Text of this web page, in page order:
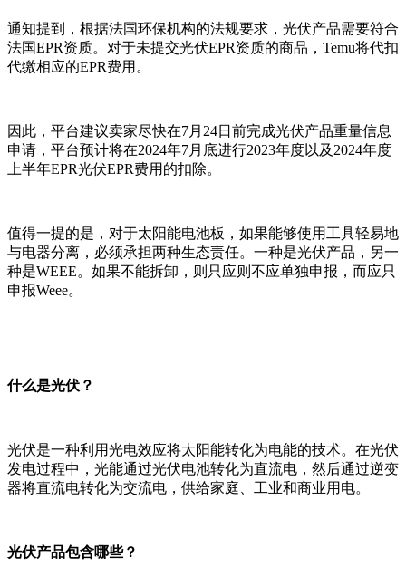
通知提到，根据法国环保机构的法规要求，光伏产品需要符合
法国EPR资质。对于未提交光伏EPR资质的商品，Temu将代扣
代缴相应的EPR费用。
因此，平台建议卖家尽快在7月24日前完成光伏产品重量信息
申请，平台预计将在2024年7月底进行2023年度以及2024年度
上半年EPR光伏EPR费用的扣除。
值得一提的是，对于太阳能电池板，如果能够使用工具轻易地
与电器分离，必须承担两种生态责任。一种是光伏产品，另一
种是WEEE。如果不能拆卸，则只应则不应单独申报，而应只
申报Weee。
什么是光伏？
光伏是一种利用光电效应将太阳能转化为电能的技术。在光伏
发电过程中，光能通过光伏电池转化为直流电，然后通过逆变
器将直流电转化为交流电，供给家庭、工业和商业用电。
光伏产品包含哪些？